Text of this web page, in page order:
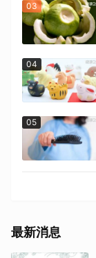
03
04
05
最新消息